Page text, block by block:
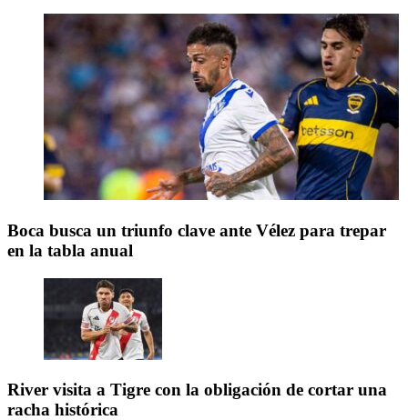
Boca busca un triunfo clave ante Vélez para trepar
en la tabla anual
River visita a Tigre con la obligación de cortar una
racha histórica